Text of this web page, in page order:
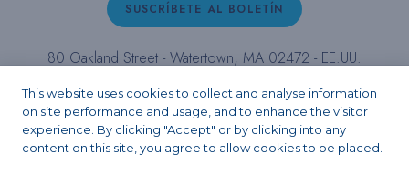
SUSCRÍBETE AL BOLETÍN
80 Oakland Street - Watertown, MA 02472 - EE.UU.
T (800) 343-4342 - T (617) 926-6666 - F (617) 926-
6262 -contact@pulpdent.com
FacebookInstagramLinkedIn
X YouTube
This website uses cookies to collect and analyse information
on site performance and usage, and to enhance the visitor
experience. By clicking "Accept" or by clicking into any
content on this site, you agree to allow cookies to be placed.